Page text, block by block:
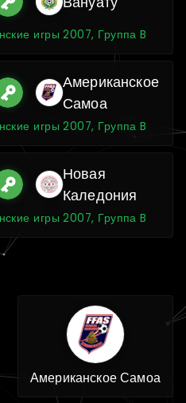
игры 2007, Группа B
Американское
Самоа
игры 2007, Группа B
Новая
Каледония
игры 2007, Группа B
Американское Самоа